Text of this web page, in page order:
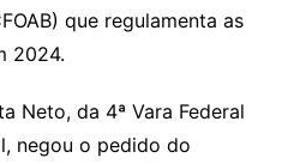
que regulamenta as
2024.
Neto, da 4ª Vara Federal
negou o pedido do